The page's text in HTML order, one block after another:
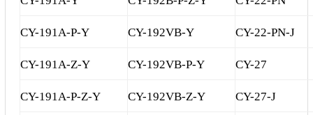
CY-191A-P-Y CY-192VB-Y CY-22-PN-J
CY-191A-Z-Y CY-192VB-P-Y CY-27
CY-191A-P-Z-Y CY-192VB-Z-Y CY-27-J